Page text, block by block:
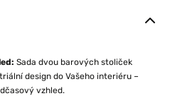
Sada dvou barových stoliček
design do Vašeho interiéru –
vzhled.